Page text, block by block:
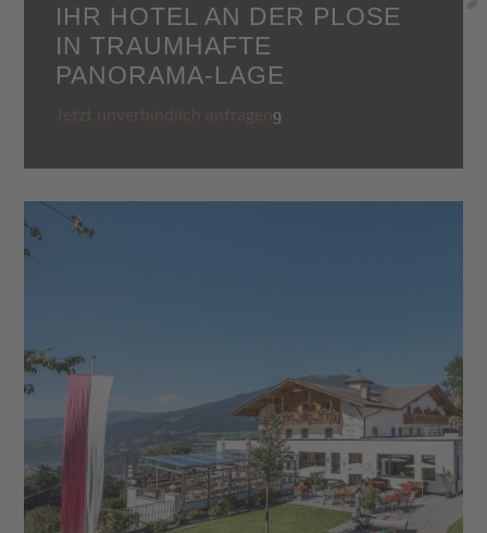
IHR HOTEL AN DER PLOSE
IN TRAUMHAFTE
PANORAMA-LAGE